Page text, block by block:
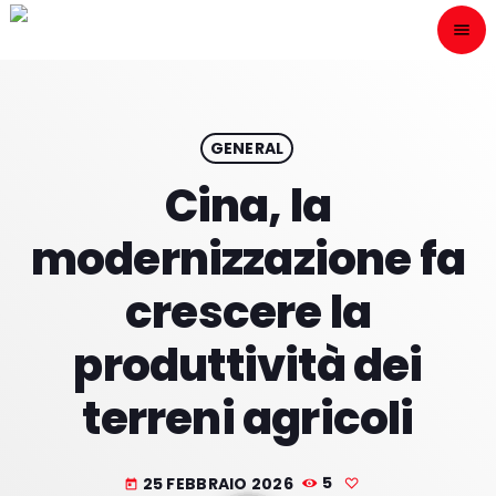
menu
HOME
PROGRAMACION
GENERAL
Cina, la
modernizzazione fa
crescere la
produttività dei
terreni agricoli
today 25 FEBBRAIO 2026 5